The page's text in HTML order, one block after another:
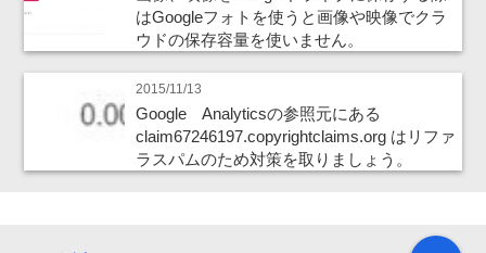
はGoogleフォトを使うと画像や映像でクラ
ウドの保存容量を使いません。
2015/11/13
Google Analyticsの参照元にある
claim67246197.copyrightclaims.org はリファ
ラスパムのため対策を取りましょう。